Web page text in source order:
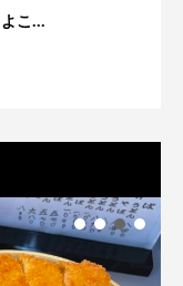
こ...